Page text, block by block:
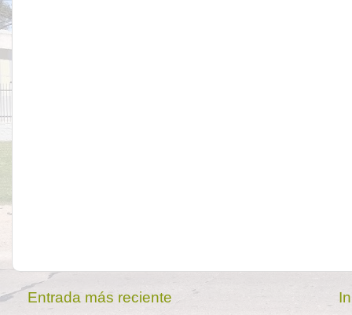
Entrada más reciente